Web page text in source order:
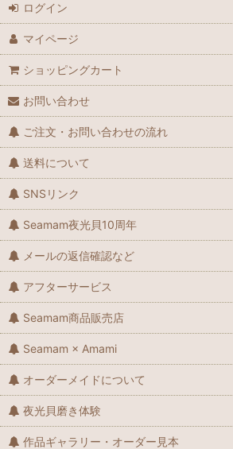
ログイン
マイページ
ショッピングカート
お問い合わせ
ご注文・お問い合わせの流れ
送料について
SNSリンク
Seamam夜光貝10周年
メールの返信確認など
アフターサービス
Seamam商品販売店
Seamam × Amami
オーダーメイドについて
夜光貝磨き体験
作品ギャラリー・オーダー見本